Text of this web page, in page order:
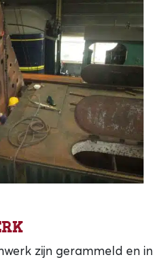
zijn gerammeld en in